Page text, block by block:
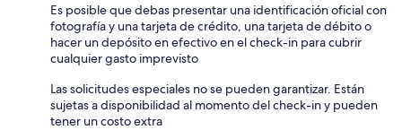
Es posible que debas presentar una identificación oficial con
fotografía y una tarjeta de crédito, una tarjeta de débito o
hacer un depósito en efectivo en el check-in para cubrir
cualquier gasto imprevisto
Las solicitudes especiales no se pueden garantizar. Están
sujetas a disponibilidad al momento del check-in y pueden
tener un costo extra